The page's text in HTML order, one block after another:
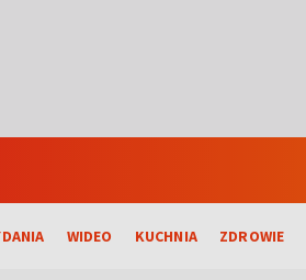
WIDEO KUCHNIA ZDROWIE